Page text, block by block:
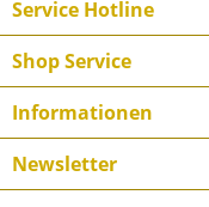
Service Hotline
Shop Service
Informationen
Newsletter